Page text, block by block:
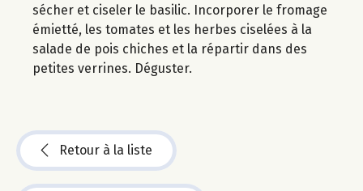
sécher et ciseler le basilic. Incorporer le fromage
émietté, les tomates et les herbes ciselées à la
salade de pois chiches et la répartir dans des
petites verrines. Déguster.
Retour à la liste